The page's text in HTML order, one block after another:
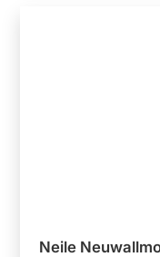
Neile